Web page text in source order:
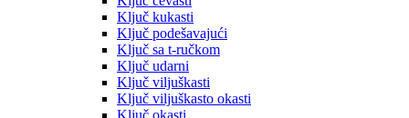
Ključ kukasti
Ključ podešavajući
Ključ sa t-ručkom
Ključ udarni
Ključ viljuškasti
Ključ viljuškasto okasti
Ključ okasti